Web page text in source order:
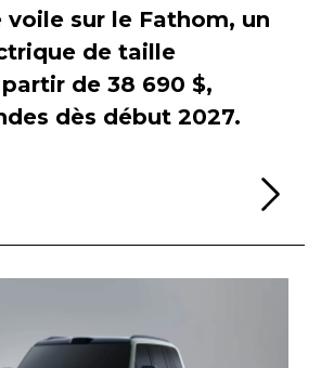
voile sur le Fathom, un
de taille
de 38 690 $,
dès début 2027.